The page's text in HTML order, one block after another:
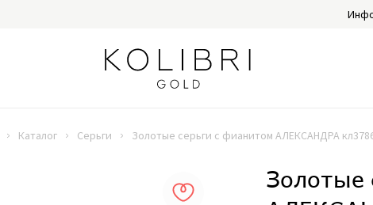
Каталог Серьги Золотые серьги с фианитом АЛЕКСАНДРА
Золотые